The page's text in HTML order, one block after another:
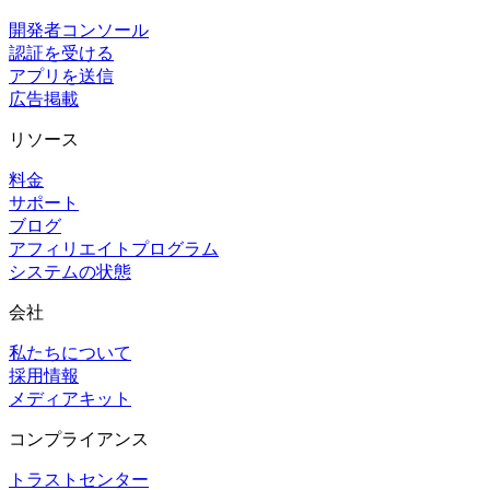
開発者コンソール
認証を受ける
アプリを送信
広告掲載
リソース
料金
サポート
ブログ
アフィリエイトプログラム
システムの状態
会社
私たちについて
採用情報
メディアキット
コンプライアンス
トラストセンター